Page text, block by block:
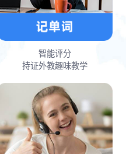
智能评分
持证外教趣味教学